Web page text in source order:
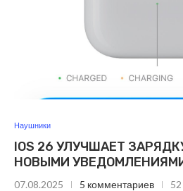
Наушники
IOS 26 УЛУЧШАЕТ
НОВЫМИ
07.08.2025 5 комментариев